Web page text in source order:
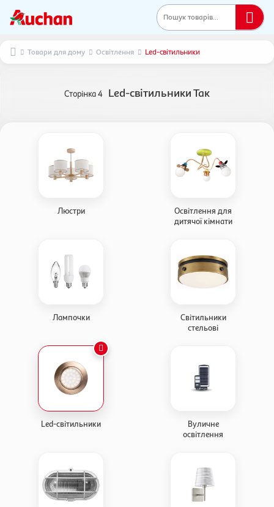
Пошук товарів...
Товари для дому Освітлення Led-світильники
Сторінка4 Led-світильники Так
Люстри
Освітлення для
дитячої кімнати
Лампочки
Світильники
стельові
Led-світильники
Вуличне
освітлення